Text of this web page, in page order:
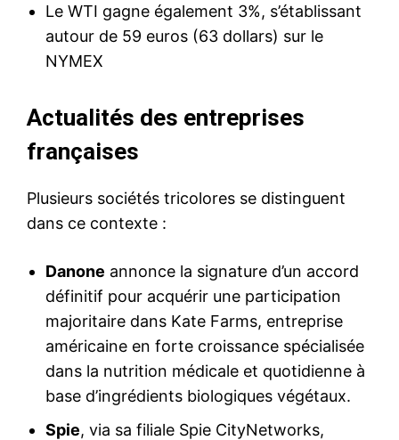
Le WTI gagne également 3%, s’établissant
autour de 59 euros (63 dollars) sur le
NYMEX
Actualités des entreprises
françaises
Plusieurs sociétés tricolores se distinguent
dans ce contexte :
Danone annonce la signature d’un accord
définitif pour acquérir une participation
majoritaire dans Kate Farms, entreprise
américaine en forte croissance spécialisée
dans la nutrition médicale et quotidienne à
base d’ingrédients biologiques végétaux.
Spie, via sa filiale Spie CityNetworks,